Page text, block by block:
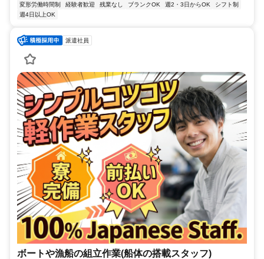
変形労働時間制 経験者歓迎 残業なし ブランクOK 週2・3日からOK
シフト制
週4日以上OK
派遣社員
ボートや漁船の組立作業(船体の搭載スタッフ)